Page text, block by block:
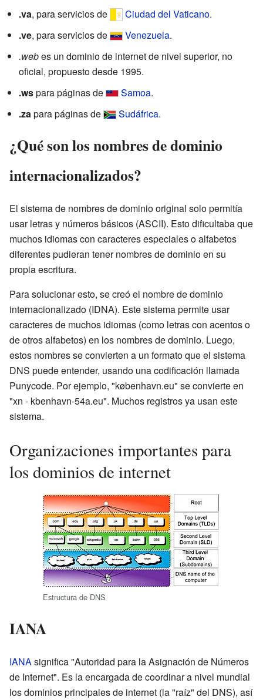
.va, para servicios de Ciudad del Vaticano.
.ve, para servicios de Venezuela.
.webes un dominio de internet de nivel superior, no
oficial, propuesto desde 1995.
.wspara páginas de Samoa.
.za para páginas de Sudáfrica.
¿Qué son los nombres de dominio
internacionalizados?
El sistema de nombres de dominio original solo permitía
usar letras y números básicos (ASCII). Esto dificultaba que
muchos idiomas con caracteres especiales o alfabetos
diferentes pudieran tener nombres de dominio en su
propia escritura.
Para solucionar esto, se creó el nombre de dominio
internacionalizado (IDNA). Este sistema permite usar
caracteres de muchos idiomas (como letras con acentos o
de otros alfabetos) en los nombres de dominio. Luego,
estos nombres se convierten a un formato que el sistema
DNS puede entender, usando una codificación llamada
Punycode. Por ejemplo, "københavn.eu" se convierte en
"xn - kbenhavn-54a.eu". Muchos registros ya usan este
sistema.
Organizaciones importantes para
los dominios de internet
Estructura de DNS
IANA
IANAsignifica "Autoridad para la Asignación de Números
de Internet". Es la encargada de coordinar a nivel mundial
los dominios principales de internet (la "raíz" del DNS), así